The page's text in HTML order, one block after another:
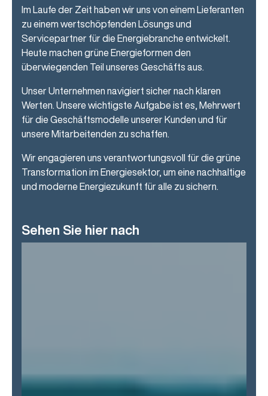
Im Laufe der Zeit haben wir uns von einem Lieferanten
zu einem wertschöpfenden Lösungs und
Servicepartner für die Energiebranche entwickelt.
Heute machen grüne Energieformen den
überwiegenden Teil unseres Geschäfts aus.
Unser Unternehmen navigiert sicher nach klaren
Werten. Unsere wichtigste Aufgabe ist es, Mehrwert
für die Geschäftsmodelle unserer Kunden und für
unsere Mitarbeitenden zu schaffen.
Wir engagieren uns verantwortungsvoll für die grüne
Transformation im Energiesektor, um eine nachhaltige
und moderne Energiezukunft für alle zu sichern.
Sehen Sie hier nach